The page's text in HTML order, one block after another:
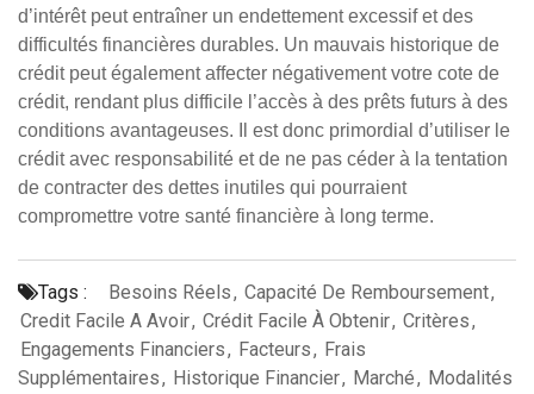
d’intérêt peut entraîner un endettement excessif et des
difficultés financières durables. Un mauvais historique de
crédit peut également affecter négativement votre cote de
crédit, rendant plus difficile l’accès à des prêts futurs à des
conditions avantageuses. Il est donc primordial d’utiliser le
crédit avec responsabilité et de ne pas céder à la tentation
de contracter des dettes inutiles qui pourraient
compromettre votre santé financière à long terme.
Tags : Besoins Réels, Capacité De Remboursement,
Credit Facile A Avoir, Crédit Facile À Obtenir, Critères,
Engagements Financiers, Facteurs, Frais
Supplémentaires, Historique Financier, Marché, Modalités